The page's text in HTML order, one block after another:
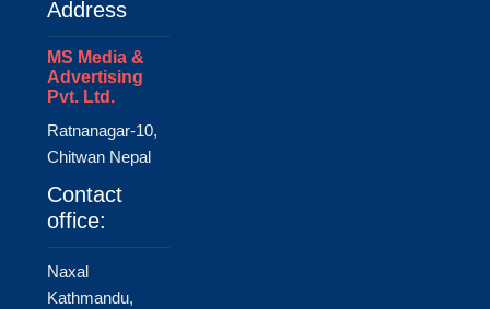
Address
MS Media &
Advertising
Pvt. Ltd.
Ratnanagar-10,
Chitwan Nepal
Contact
office:
Naxal
Kathmandu,